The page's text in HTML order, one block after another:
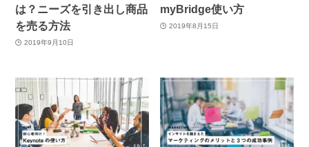
は？ニーズを引き出し商品
を売る方法
2019年9月10日
myBridge使い方
2019年8月15日